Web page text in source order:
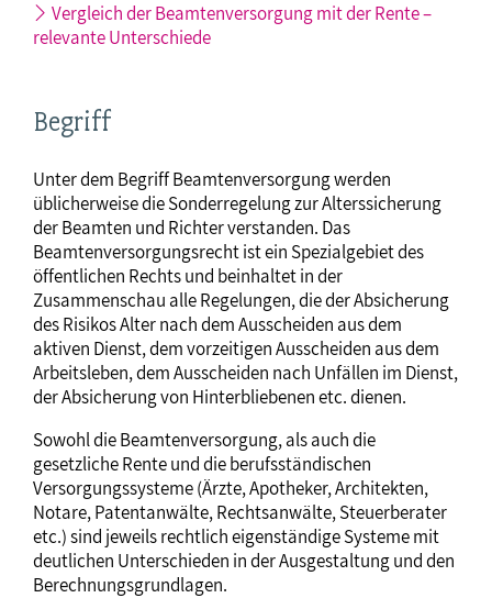
Vergleich der Beamtenversorgung mit der Rente –
relevante Unterschiede
Begriff
Unter dem Begriff Beamtenversorgung werden
üblicherweise die Sonderregelung zur Alterssicherung
der Beamten und Richter verstanden. Das
Beamtenversorgungsrecht ist ein Spezialgebiet des
öffentlichen Rechts und beinhaltet in der
Zusammenschau alle Regelungen, die der Absicherung
des Risikos Alter nach dem Ausscheiden aus dem
aktiven Dienst, dem vorzeitigen Ausscheiden aus dem
Arbeitsleben, dem Ausscheiden nach Unfällen im Dienst,
der Absicherung von Hinterbliebenen etc. dienen.
Sowohl die Beamtenversorgung, als auch die
gesetzliche Rente und die berufsständischen
Versorgungssysteme (Ärzte, Apotheker, Architekten,
Notare, Patentanwälte, Rechtsanwälte, Steuerberater
etc.) sind jeweils rechtlich eigenständige Systeme mit
deutlichen Unterschieden in der Ausgestaltung und den
Berechnungsgrundlagen.